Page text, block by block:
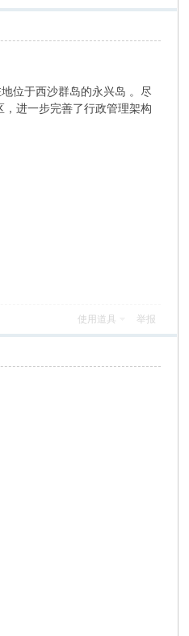
位于西沙群岛的永兴岛 。尽
进一步完善了行政管理架构
使用道具 举报